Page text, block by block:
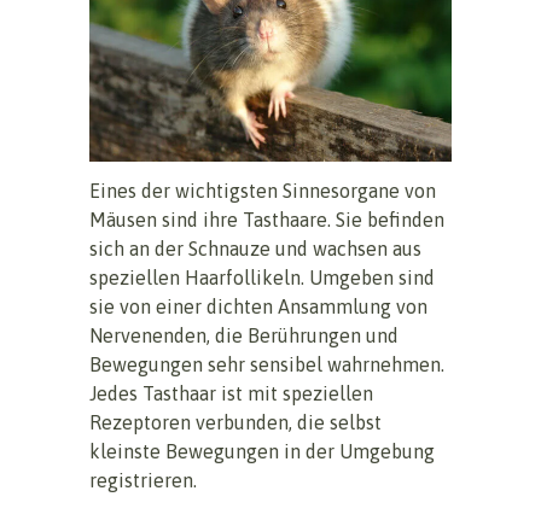
Eines der wichtigsten Sinnesorgane von
Mäusen sind ihre Tasthaare. Sie befinden
sich an der Schnauze und wachsen aus
speziellen Haarfollikeln. Umgeben sind
sie von einer dichten Ansammlung von
Nervenenden, die Berührungen und
Bewegungen sehr sensibel wahrnehmen.
Jedes Tasthaar ist mit speziellen
Rezeptoren verbunden, die selbst
kleinste Bewegungen in der Umgebung
registrieren.